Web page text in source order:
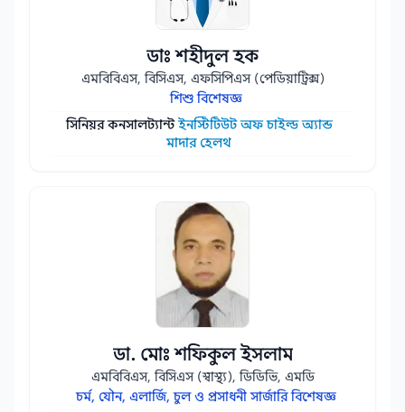
ডাঃ শহীদুল হক
এমবিবিএস, বিসিএস, এফসিপিএস (পেডিয়াট্রিক্স)
শিশু বিশেষজ্ঞ
সিনিয়র কনসালট্যান্টইনস্টিটিউট অফ চাইল্ড অ্যান্ড
মাদার হেলথ
ডা. মোঃ শফিকুল ইসলাম
এমবিবিএস, বিসিএস (স্বাস্থ্য), ডিডিভি, এমডি
চর্ম, যৌন, এলার্জি, চুল ও প্রসাধনী সার্জারি বিশেষজ্ঞ